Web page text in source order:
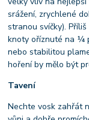
srážení, zrychlené
stranou svíčky).
knoty oříznuté na ¼
nebo stabilitou
hoření by mělo být
Tavení
Nechte vosk zahřát